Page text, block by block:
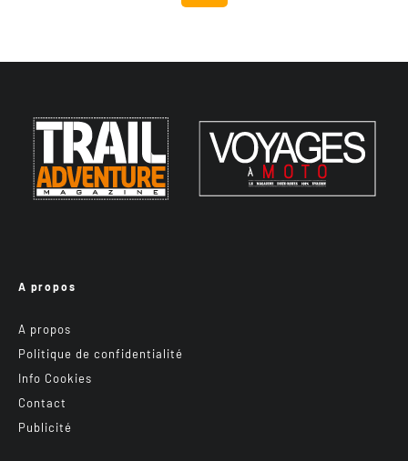
A propos
A propos
Politique de confidentialité
Info Cookies
Contact
Publicité